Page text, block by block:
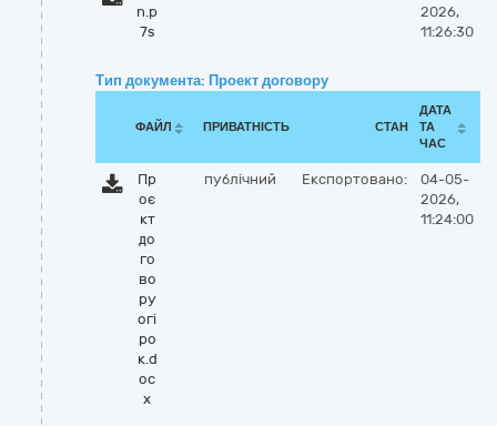
n.p
7s
2026,
11:26:30
Тип документа: Проект договору
ФАЙЛ ПРИВАТНІСТЬ СТАН
ДАТА
ТА
ЧАС
Пр
оє
кт
до
го
во
ру
огі
ро
к.d
oc
x
публічний Експортовано:
04-05-
2026,
11:24:00